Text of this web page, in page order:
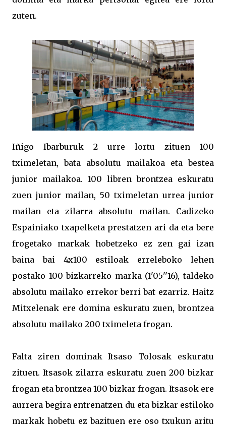
zuten.
Iñigo Ibarburuk 2 urre lortu zituen 100
tximeletan, bata absolutu mailakoa eta bestea
junior mailakoa. 100 libren brontzea eskuratu
zuen junior mailan, 50 tximeletan urrea junior
mailan eta zilarra absolutu mailan. Cadizeko
Espainiako txapelketa prestatzen ari da eta bere
frogetako markak hobetzeko ez zen gai izan
baina bai 4x100 estiloak erreleboko lehen
postako 100 bizkarreko marka (1'05''16), taldeko
absolutu mailako errekor berri bat ezarriz. Haitz
Mitxelenak ere domina eskuratu zuen, brontzea
absolutu mailako 200 tximeleta frogan.
Falta ziren dominak Itsaso Tolosak eskuratu
zituen. Itsasok zilarra eskuratu zuen 200 bizkar
frogan eta brontzea 100 bizkar frogan. Itsasok ere
aurrera begira entrenatzen du eta bizkar estiloko
markak hobetu ez bazituen ere oso txukun aritu